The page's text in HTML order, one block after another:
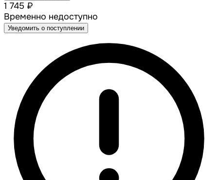
1 745 ₽
Временно недоступно
Уведомить о поступлении